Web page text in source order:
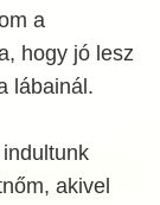
a
hogy jó lesz
lábainál.
akivel